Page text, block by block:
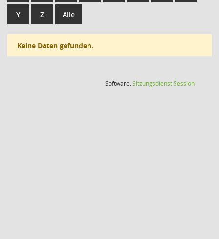
Y Z Alle
Keine Daten gefunden.
Software:SitzungsdienstSession(Wird in